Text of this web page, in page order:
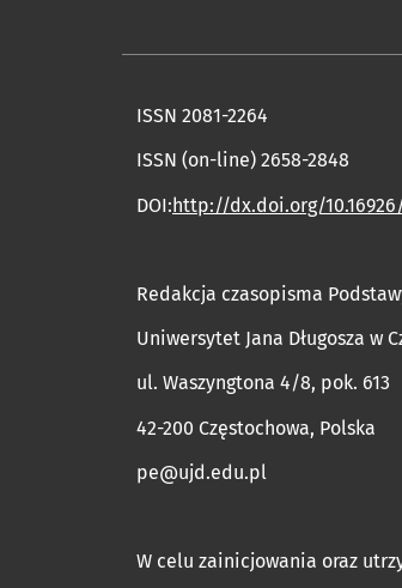
ISSN 2081-2264
ISSN (on-line) 2658-2848
DOI:http://dx.doi.org/
Redakcja czasopisma
Uniwersytet Jana Długosza w
ul. Waszyngtona 4/8, pok. 613
42-200 Częstochowa, Polska
pe@ujd.edu.pl
W celu zainicjowania oraz